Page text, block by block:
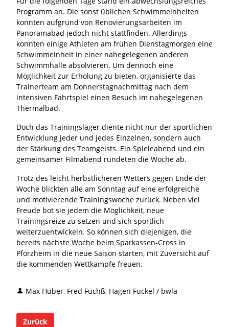
Programm an. Die sonst üblichen Schwimmeinheiten
konnten aufgrund von Renovierungsarbeiten im
Panoramabad jedoch nicht stattfinden. Allerdings
konnten einige Athleten am frühen Dienstagmorgen eine
Schwimmeinheit in einer nahegelegenen anderen
Schwimmhalle absolvieren. Um dennoch eine
Möglichkeit zur Erholung zu bieten, organisierte das
Trainerteam am Donnerstagnachmittag nach dem
intensiven Fahrtspiel einen Besuch im nahegelegenen
Thermalbad.
Doch das Trainingslager diente nicht nur der sportlichen
Entwicklung jeder und jedes Einzelnen, sondern auch
der Stärkung des Teamgeists. Ein Spieleabend und ein
gemeinsamer Filmabend rundeten die Woche ab.
Trotz des leicht herbstlicheren Wetters gegen Ende der
Woche blickten alle am Sonntag auf eine erfolgreiche
und motivierende Trainingswoche zurück. Neben viel
Freude bot sie jedem die Möglichkeit, neue
Trainingsreize zu setzen und sich sportlich
weiterzuentwickeln. So können sich diejenigen, die
bereits nächste Woche beim Sparkassen-Cross in
Pforzheim in die neue Saison starten, mit Zuversicht auf
die kommenden Wettkämpfe freuen.
Max Huber, Fred Fuchß, Hagen Fuckel / bwla
Zurück